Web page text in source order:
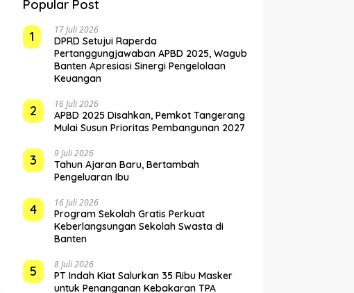
Popular Post
1
17 Juli 2026
DPRD Setujui Raperda
Pertanggungjawaban APBD 2025, Wagub
Banten Apresiasi Sinergi Pengelolaan
Keuangan
2 16 Juli 2026
APBD 2025 Disahkan, Pemkot Tangerang
Mulai Susun Prioritas Pembangunan 2027
3 9 Juli 2026
Tahun Ajaran Baru, Bertambah
Pengeluaran Ibu
4 16 Juli 2026
Program Sekolah Gratis Perkuat
Keberlangsungan Sekolah Swasta di
Banten
5 8 Juli 2026
PT Indah Kiat Salurkan 35 Ribu Masker
untuk Penanganan Kebakaran TPA